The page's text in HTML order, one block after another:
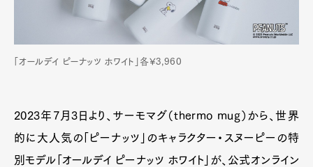
「オールデイ ピーナッツ ホワイト」各¥3,960
2023年7月3日より、サーモマグ（thermo mug）から、世界
的に大人気の「ピーナッツ」のキャラクター・スヌーピーの特
別モデル「オールデイ ピーナッツ ホワイト」が、公式オンライン